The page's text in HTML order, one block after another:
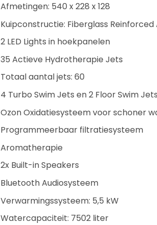
Afmetingen: 540 x 228 x 128
Kuipconstructie: Fiberglass Reinforced
2 LED Lights in hoekpanelen
35 Actieve Hydrotherapie Jets
Totaal aantal jets: 60
4 Turbo Swim Jets en 2 Floor Swim Jets
Ozon Oxidatiesysteem voor schoner
Programmeerbaar filtratiesysteem
Aromatherapie
2x Built-in Speakers
Bluetooth Audiosysteem
Verwarmingssysteem: 5,5 kW
Watercapaciteit: 7502 liter